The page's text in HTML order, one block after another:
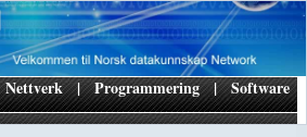
Nettverk | Programmering | Software